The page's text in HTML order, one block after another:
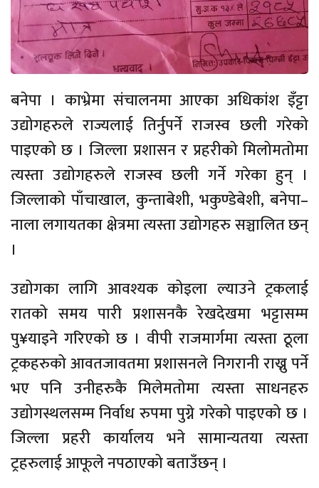
बनेपा । काभ्रेमा संचालनमा आएका अधिकांश इँट्टा
उद्योगहरुले राज्यलाई तिर्नुपर्ने राजस्व छली गरेको
पाइएको छ । जिल्ला प्रशासन र प्रहरीको मिलोमतोमा
त्यस्ता उद्योगहरुले राजस्व छली गर्ने गरेका हुन् ।
जिल्लाको पाँचाखाल, कुन्ताबेशी, भकुण्डेबेशी, बनेपा–
नाला लगायतका क्षेत्रमा त्यस्ता उद्योगहरु सञ्चालित छन्
।
उद्योगका लागि आवश्यक कोइला ल्याउने ट्रकलाई
रातको समय पारी प्रशासनकै रेखदेखमा भट्टासम्म
पु¥याइने गरिएको छ । वीपी राजमार्गमा त्यस्ता ठूला
ट्रकहरुको आवतजावतमा प्रशासनले निगरानी राख्नु पर्ने
भए पनि उनीहरुकै मिलेमतोमा त्यस्ता साधनहरु
उद्योगस्थलसम्म निर्वाध रुपमा पुग्ने गरेको पाइएको छ ।
जिल्ला प्रहरी कार्यालय भने सामान्यतया त्यस्ता
ट्रहरुलाई आफूले नपठाएको बताउँछन् ।